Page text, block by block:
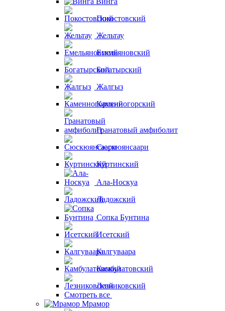
Покостовский
Жельтау
Емельяновский
Богатырский
Жалгыз
Каменногорский
Гранатовый амфиболит
Сюскюянсаари
Куртинский
Ала-Носкуа
Ладожский
Сопка Бунтина
Исетский
Калгуваара
Камбулатовский
Лезниковский
Смотреть все
Мрамор